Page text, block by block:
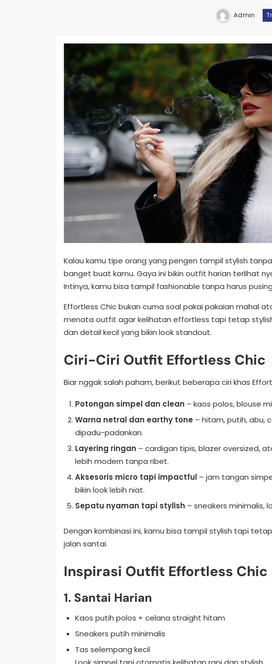
Admin
Kalau kamu tipe orang yang pengen tampil stylish
banget buat kamu. Gaya ini bikin outfit harian terlihat
Intinya, kamu bisa tampil fashionable tanpa harus
Effortless Chic bukan cuma soal pakai pakaian mahal
menata outfit agar kelihatan effortless tapi tetap
dan detail kecil yang bikin look standout.
Ciri-Ciri Outfit Effortless Chic
Biar nggak salah paham, berikut beberapa ciri khas
Potongan simpel dan clean – kaos polos, blouse
Warna netral dan earthy tone – hitam, putih, abu,
dipadu-padankan.
Layering ringan – cardigan tipis, blazer oversized,
lebih modern tanpa ribet.
Aksesoris micro tapi impactful– jam tangan
bikin look lebih niat.
Sepatu nyaman tapi stylish – sneakers minimalis,
Dengan kombinasi ini, kamu bisa tampil stylish tapi
jalan santai.
Inspirasi Outfit Effortless Chic
1. Santai Harian
Kaos putih polos + celana straight hitam
Sneakers putih minimalis
Tas selempang kecil